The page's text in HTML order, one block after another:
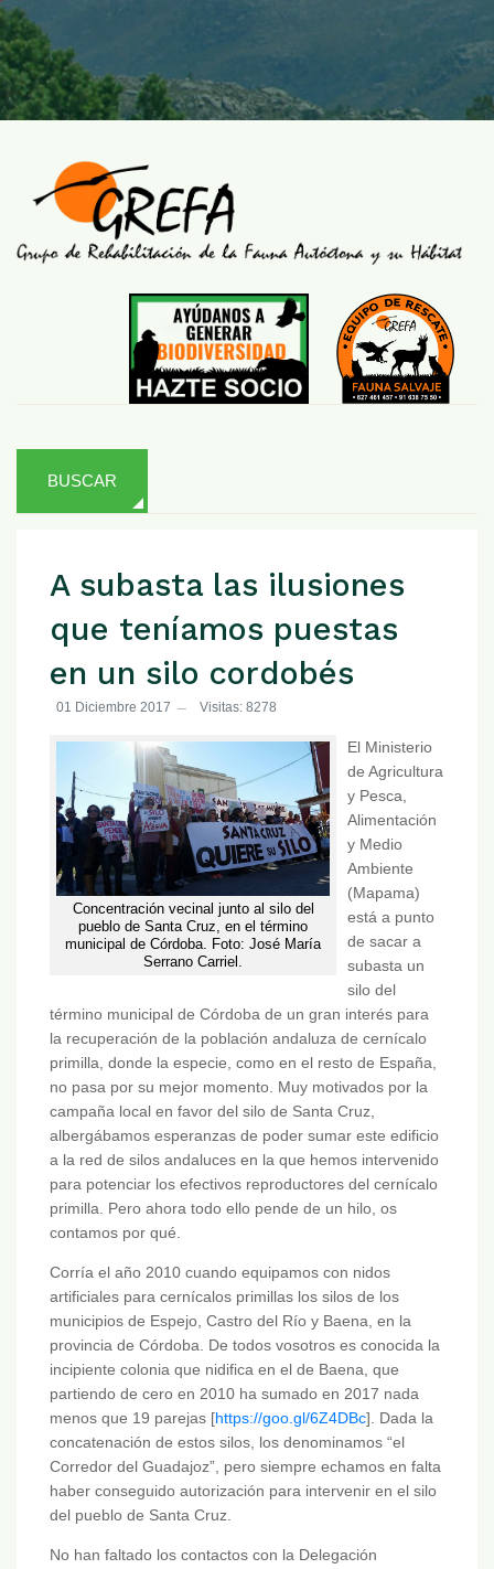
BUSCAR
A subasta las ilusiones
que teníamos puestas
en un silo cordobés
01 Diciembre 2017 Visitas: 8278
Concentración vecinal junto al silo del
pueblo de Santa Cruz, en el término
municipal de Córdoba. Foto: José María
Serrano Carriel.
El Ministerio
de Agricultura
y Pesca,
Alimentación
y Medio
Ambiente
(Mapama)
está a punto
de sacar a
subasta un
silo del
término municipal de Córdoba de un gran interés para
la recuperación de la población andaluza de cernícalo
primilla, donde la especie, como en el resto de España,
no pasa por su mejor momento. Muy motivados por la
campaña local en favor del silo de Santa Cruz,
albergábamos esperanzas de poder sumar este edificio
a la red de silos andaluces en la que hemos intervenido
para potenciar los efectivos reproductores del cernícalo
primilla. Pero ahora todo ello pende de un hilo, os
contamos por qué.
Corría el año 2010 cuando equipamos con nidos
artificiales para cernícalos primillas los silos de los
municipios de Espejo, Castro del Río y Baena, en la
provincia de Córdoba. De todos vosotros es conocida la
incipiente colonia que nidifica en el de Baena, que
partiendo de cero en 2010 ha sumado en 2017 nada
menos que 19 parejas [https://goo.gl/6Z4DBc]. Dada la
concatenación de estos silos, los denominamos “el
Corredor del Guadajoz”, pero siempre echamos en falta
haber conseguido autorización para intervenir en el silo
del pueblo de Santa Cruz.
No han faltado los contactos con la Delegación